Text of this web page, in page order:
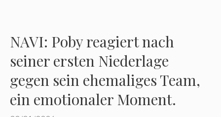
NAVI: Poby reagiert nach
seiner ersten Niederlage
gegen sein ehemaliges Team,
ein emotionaler Moment.